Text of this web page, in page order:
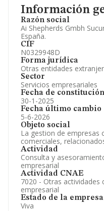
Información
Razón social
Ai Shepherds Gmbh
España.
CIF
N0329948D
Forma jurídica
Otras entidades
Sector
Servicios empresariales
Fecha de constitución
30-1-2025
Fecha último cambio
5-6-2026
Objeto social
La gestion de empresas
comerciales,
Actividad
Consulta y
empresarial
Actividad CNAE
7020 - Otras
empresarial
Estado de la empresa
Viva
Información oficial y